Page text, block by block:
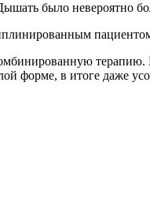
было невероятно
форме, в итоге даже